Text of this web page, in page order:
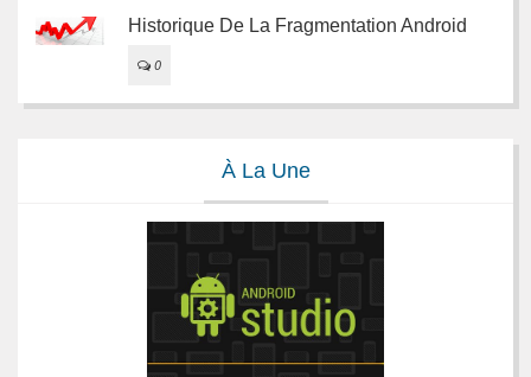
Historique De La Fragmentation Android
0
À La Une